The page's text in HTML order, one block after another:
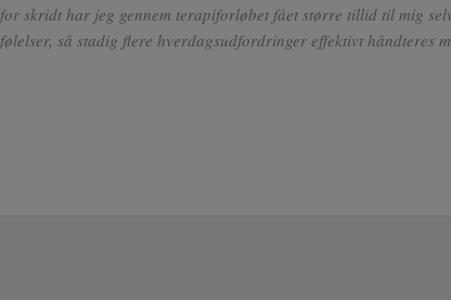
for skridt har jeg gennem terapiforløbet fået større tillid til mig
følelser, så stadig flere hverdagsudfordringer effektivt håndteres